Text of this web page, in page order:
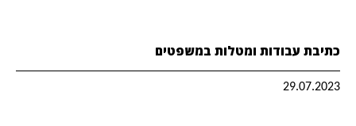
כתיבת עבודות ומטלות במשפטים
29.07.2023